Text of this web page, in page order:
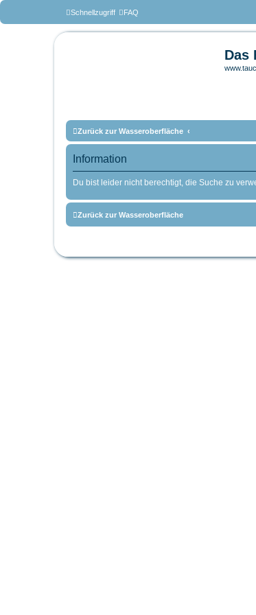
Schnellzugriff FAQ
Das
Zurück zur Wasseroberfläche
Information
Du bist leider nicht berechtigt, die Suche zu
Zurück zur Wasseroberfläche